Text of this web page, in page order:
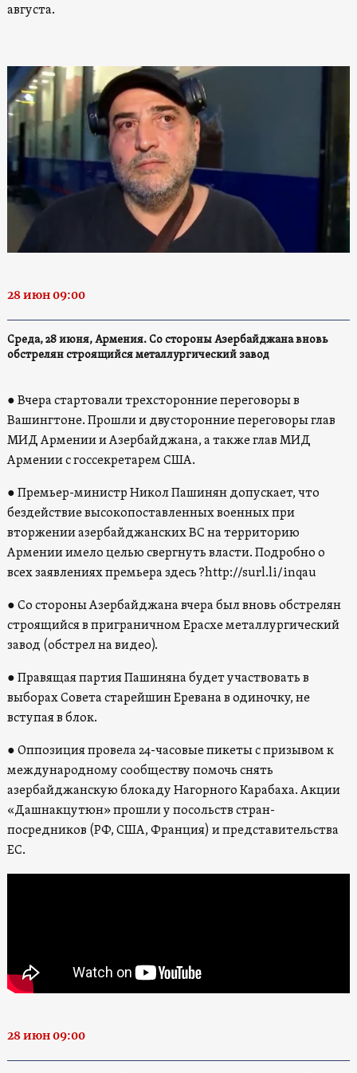
августа.
28 июн 09:00
Среда, 28 июня, Армения. Со стороны Азербайджана вновь
обстрелян строящийся металлургический завод
● Вчера стартовали трехсторонние переговоры в
Вашингтоне. Прошли и двусторонние переговоры глав
МИД Армении и Азербайджана, а также глав МИД
Армении с госсекретарем США.
● Премьер-министр Никол Пашинян допускает, что
бездействие высокопоставленных военных при
вторжении азербайджанских ВС на территорию
Армении имело целью свергнуть власти. Подробно о
всех заявлениях премьера здесь ?http://surl.li/inqau
● Со стороны Азербайджана вчера был вновь обстрелян
строящийся в приграничном Ерасхе металлургический
завод (обстрел на видео).
● Правящая партия Пашиняна будет участвовать в
выборах Совета старейшин Еревана в одиночку, не
вступая в блок.
● Оппозиция провела 24-часовые пикеты с призывом к
международному сообществу помочь снять
азербайджанскую блокаду Нагорного Карабаха. Акции
«Дашнакцутюн» прошли у посольств стран-
посредников (РФ, США, Франция) и представительства
ЕС.
28 июн 09:00